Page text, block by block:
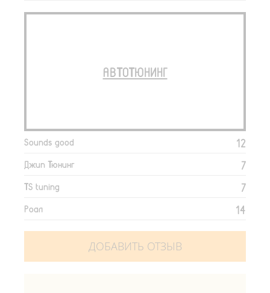
АВТОТЮНИНГ
12
Sounds good
7
Джип Тюнинг
7
TS tuning
14
Роал
ДОБАВИТЬ ОТЗЫВ